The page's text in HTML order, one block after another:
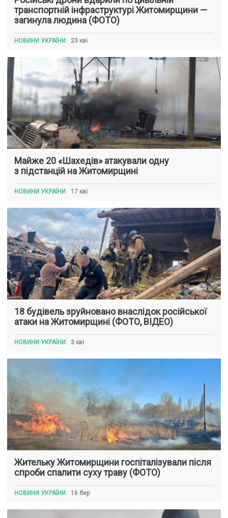
транспортній інфраструктурі Житомирщини —
загинула людина (ФОТО)
НОВИНИ УКРАЇНИ 23 кві
Майже 20 «Шахедів» атакували одну
з підстанцій на Житомирщині
НОВИНИ УКРАЇНИ 17 кві
18 будівель зруйновано внаслідок російської
атаки на Житомирщині (ФОТО, ВІДЕО)
НОВИНИ УКРАЇНИ 3 кві
Жительку Житомирщини госпіталізували після
спроби спалити суху траву (ФОТО)
НОВИНИ УКРАЇНИ 16 бер